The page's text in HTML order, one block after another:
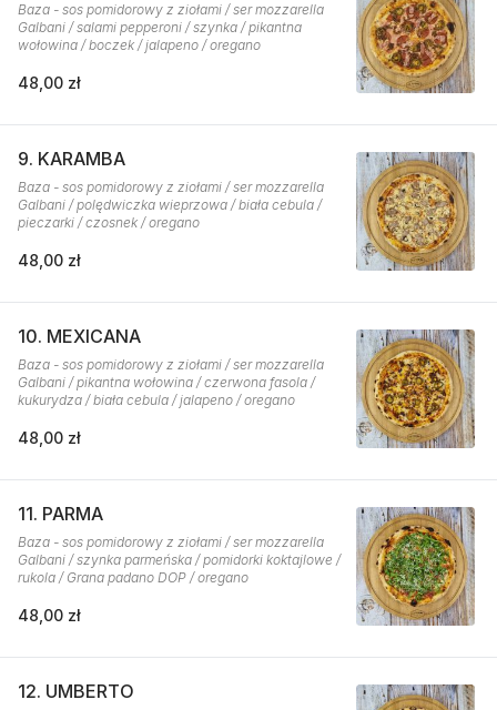
Baza - sos pomidorowy z ziołami / ser mozzarella
Galbani / salami pepperoni / szynka / pikantna
wołowina / boczek / jalapeno / oregano
48,00 zł
9. KARAMBA
Baza - sos pomidorowy z ziołami / ser mozzarella
Galbani / polędwiczka wieprzowa / biała cebula /
pieczarki / czosnek / oregano
48,00 zł
10. MEXICANA
Baza - sos pomidorowy z ziołami / ser mozzarella
Galbani / pikantna wołowina / czerwona fasola /
kukurydza / biała cebula / jalapeno / oregano
48,00 zł
11. PARMA
Baza - sos pomidorowy z ziołami / ser mozzarella
Galbani / szynka parmeńska / pomidorki koktajlowe /
rukola / Grana padano DOP / oregano
48,00 zł
12. UMBERTO